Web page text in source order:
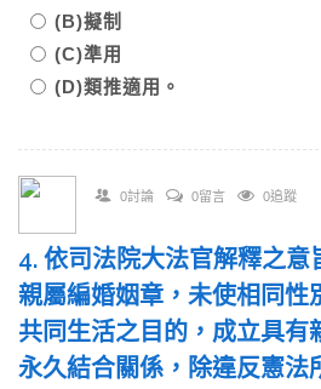
(B)擬制
(C)準用
(D)類推適用。
0討論 0留言 0追蹤
4. 依司法院大法官解釋之意
親屬編婚姻章，未使相同性
共同生活之目的，成立具有
永久結合關係，除違反憲法